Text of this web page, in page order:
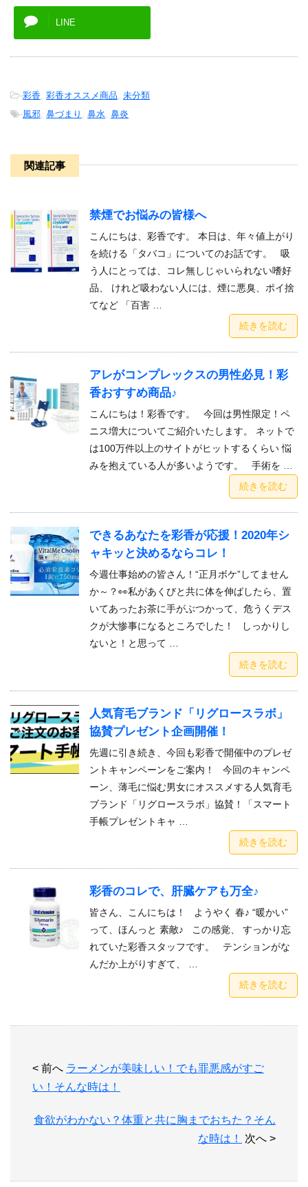
LINE
-彩香 彩香オススメ商品 未分類
-風邪 鼻づまり 鼻水 鼻炎
関連記事
禁煙でお悩みの皆様へ
こんにちは、彩香です。 本日は、年々値上がり
を続ける「タバコ」についてのお話です。 吸
う人にとっては、コレ無しじゃいられない嗜好
品、 けれど吸わない人には、煙に悪臭、ポイ捨
てなど 「百害 …
続きを読む
アレがコンプレックスの男性必見！彩
香おすすめ商品♪
こんにちは！彩香です。 今回は男性限定！ペ
ニス増大についてご紹介いたします。 ネットで
は100万件以上のサイトがヒットするくらい 悩
みを抱えている人が多いようです。 手術を …
続きを読む
できるあなたを彩香が応援！2020年シ
ャキッと決めるならコレ！
今週仕事始めの皆さん！“正月ボケ”してません
か～？👀私があくびと共に体を伸ばしたら、置
いてあったお茶に手がぶつかって、危うくデス
クが大惨事になるところでした！ しっかりし
ないと！と思って …
続きを読む
人気育毛ブランド「リグロースラボ」
協賛プレゼント企画開催！
先週に引き続き、今回も彩香で開催中のプレゼ
ントキャンペーンをご案内！ 今回のキャンペ
ーン、薄毛に悩む男女にオススメする人気育毛
ブランド「リグロースラボ」協賛！「スマート
手帳プレゼントキャ …
続きを読む
彩香のコレで、肝臓ケアも万全♪
皆さん、こんにちは！ ようやく 春♪ “暖かい”
って、ほんっと 素敵♪ この感覚、 すっかり忘
れていた彩香スタッフです。 テンションがな
んだか上がりすぎて、 …
続きを読む
< 前へ ラーメンが美味しい！でも罪悪感がすご
い！そんな時は！
食欲がわかない？体重と共に胸までおちた？そん
な時は！
次へ >